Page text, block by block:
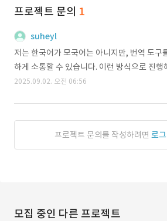
프로젝트 문의 1
suheyl
저는 한국어가 모국어는 아니지만, 번역 도구
하게 소통할 수 있습니다. 이런 방식으로 진행
2025.09.02. 오전 06:56
프로젝트 문의를 작성하려면 로
모집 중인 다른 프로젝트